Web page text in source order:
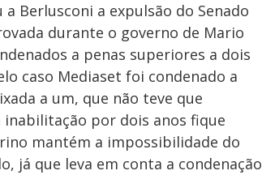
Berlusconi a expulsão do Senado
durante o governo de Mario
a penas superiores a dois
caso Mediaset foi condenado a
a um, que não teve que
por dois anos fique
mantém a impossibilidade do
já que leva em conta a condenação